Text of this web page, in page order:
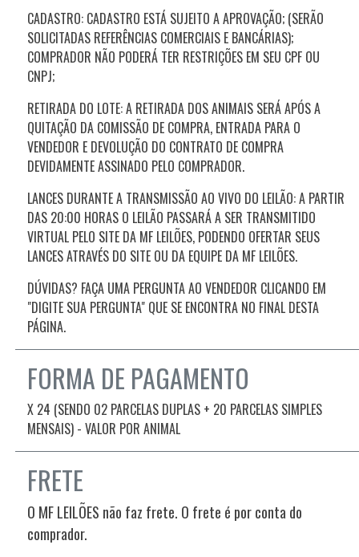
CADASTRO: CADASTRO ESTÁ SUJEITO A APROVAÇÃO; (SERÃO
SOLICITADAS REFERÊNCIAS COMERCIAIS E BANCÁRIAS);
COMPRADOR NÃO PODERÁ TER RESTRIÇÕES EM SEU CPF OU
CNPJ;
RETIRADA DO LOTE: A RETIRADA DOS ANIMAIS SERÁ APÓS A
QUITAÇÃO DA COMISSÃO DE COMPRA, ENTRADA PARA O
VENDEDOR E DEVOLUÇÃO DO CONTRATO DE COMPRA
DEVIDAMENTE ASSINADO PELO COMPRADOR.
LANCES DURANTE A TRANSMISSÃO AO VIVO DO LEILÃO: A PARTIR
DAS 20:00 HORAS O LEILÃO PASSARÁ A SER TRANSMITIDO
VIRTUAL PELO SITE DA MF LEILÕES, PODENDO OFERTAR SEUS
LANCES ATRAVÉS DO SITE OU DA EQUIPE DA MF LEILÕES.
DÚVIDAS? FAÇA UMA PERGUNTA AO VENDEDOR CLICANDO EM
"DIGITE SUA PERGUNTA" QUE SE ENCONTRA NO FINAL DESTA
PÁGINA.
FORMA DE PAGAMENTO
X 24 (SENDO 02 PARCELAS DUPLAS + 20 PARCELAS SIMPLES
MENSAIS) - VALOR POR ANIMAL
FRETE
O MF LEILÕES não faz frete. O frete é por conta do
comprador.